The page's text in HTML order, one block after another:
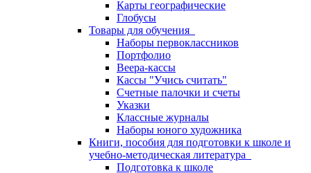
Карты географические
Глобусы
Товары для обучения
Наборы первоклассников
Портфолио
Веера-кассы
Кассы "Учись считать"
Счетные палочки и счеты
Указки
Классные журналы
Наборы юного художника
Книги, пособия для подготовки к школе и
учебно-методическая литература
Подготовка к школе